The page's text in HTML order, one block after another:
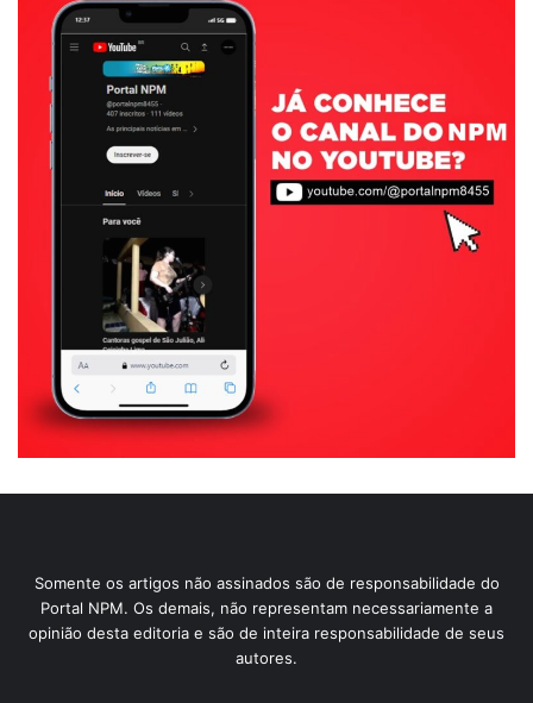
Somente os artigos não assinados são de responsabilidade do
Portal NPM. Os demais, não representam necessariamente a
opinião desta editoria e são de inteira responsabilidade de seus
autores.